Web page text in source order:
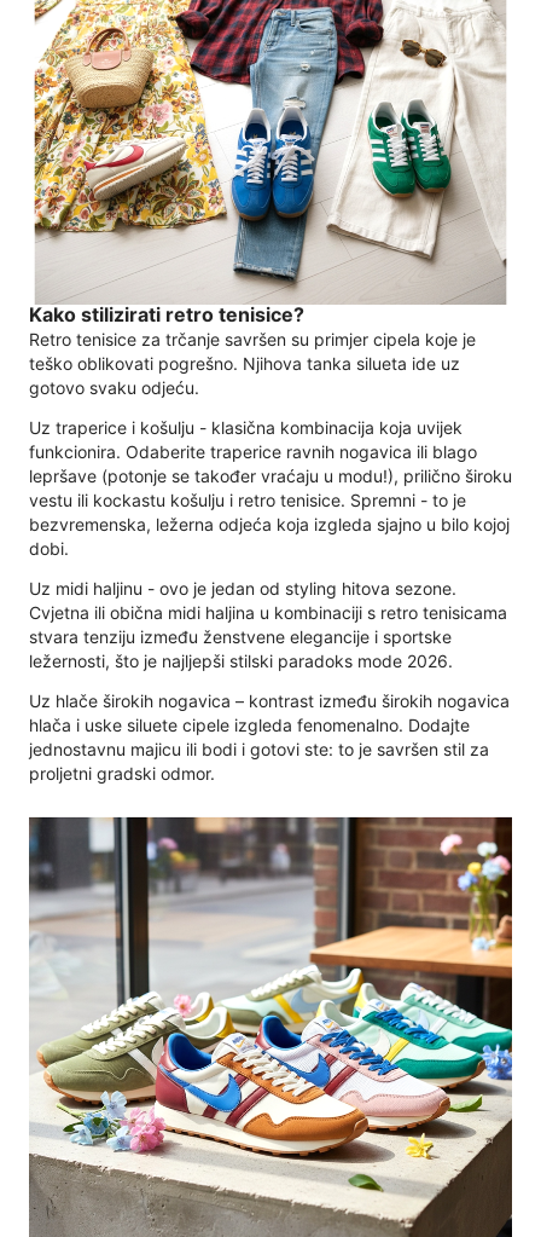
Kako stilizirati retro tenisice?
Retro tenisice za trčanje savršen su primjer cipela koje je
teško oblikovati pogrešno. Njihova tanka silueta ide uz
gotovo svaku odjeću.
Uz traperice i košulju - klasična kombinacija koja uvijek
funkcionira. Odaberite traperice ravnih nogavica ili blago
lepršave (potonje se također vraćaju u modu!), prilično široku
vestu ili kockastu košulju i retro tenisice. Spremni - to je
bezvremenska, ležerna odjeća koja izgleda sjajno u bilo kojoj
dobi.
Uz midi haljinu - ovo je jedan od styling hitova sezone.
Cvjetna ili obična midi haljina u kombinaciji s retro tenisicama
stvara tenziju između ženstvene elegancije i sportske
ležernosti, što je najljepši stilski paradoks mode 2026.
Uz hlače širokih nogavica – kontrast između širokih nogavica
hlača i uske siluete cipele izgleda fenomenalno. Dodajte
jednostavnu majicu ili bodi i gotovi ste: to je savršen stil za
proljetni gradski odmor.